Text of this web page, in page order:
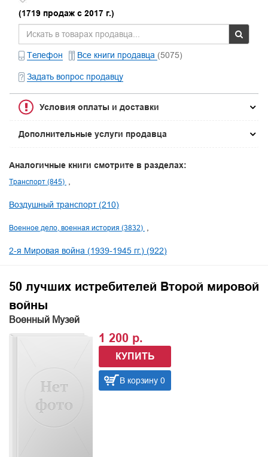
(1719 продаж с 2017 г.)
Телефон Все книги продавца (5075)
Задать вопрос продавцу
Условия оплаты и доставки
Дополнительные услуги продавца
Аналогичные книги смотрите в разделах:
Транспорт (845)
Воздушный транспорт (210)
Военное дело, военная история (3832)
2-я Мировая война (1939-1945 гг.) (922)
50 лучших истребителей Второй мировой
войны
Военный Музей
1 200 р.
КУПИТЬ
В корзину 0